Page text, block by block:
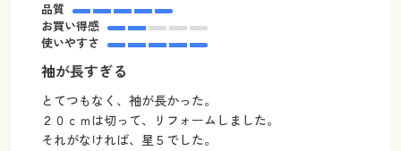
品質
お買い得感
使いやすさ
袖が長すぎる
とてつもなく、袖が長かった。
２０ｃｍは切って、リフォームしました。
それがなければ、星５でした。